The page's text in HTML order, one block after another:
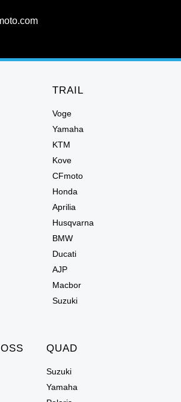
TRAIL
Voge
Yamaha
KTM
Kove
CFmoto
Honda
Aprilia
Husqvarna
BMW
Ducati
AJP
Macbor
Suzuki
QUAD
Suzuki
Yamaha